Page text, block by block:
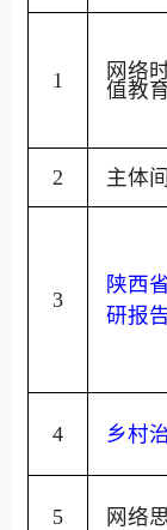
1
网络
值教
2 主体
3
陕西
研报
4 乡村
5 网络